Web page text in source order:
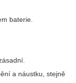
baterie.
a náustku, stejně